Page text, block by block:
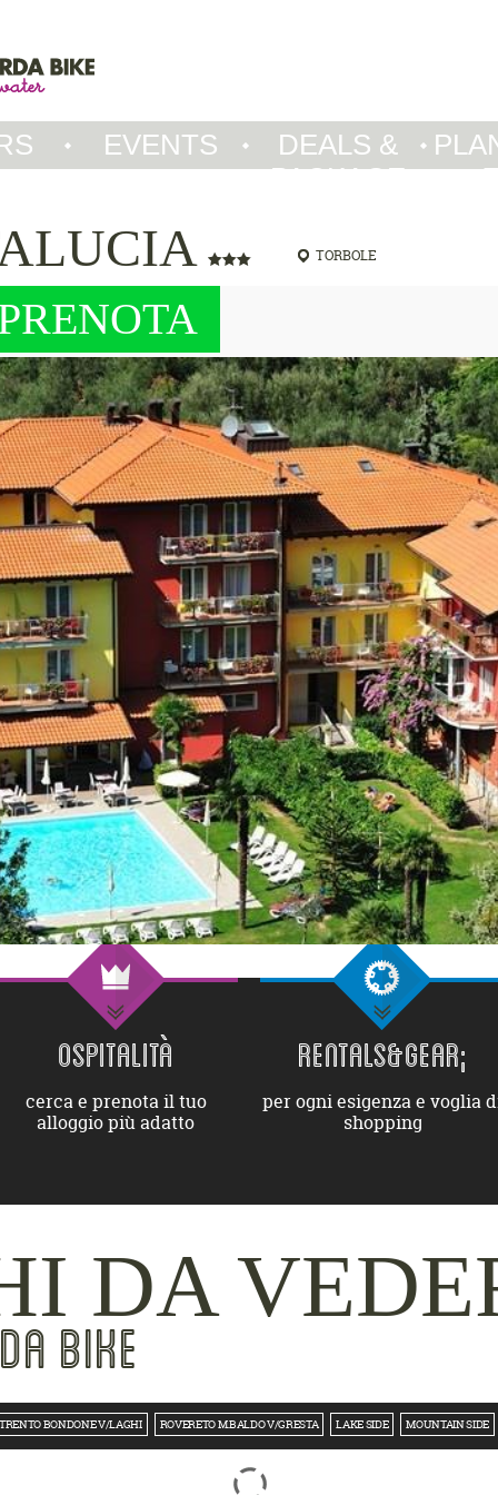
EVENTS
DEALS &
PACKAGE
TORBOLE
OSPITALITÀ
cerca e prenota il tuo
alloggio più adatto
RENTALS&GEAR;
per ogni esigenza e voglia
shopping
DA
BIKE
TRENTO BONDONE V/LAGHI ROVERETO M.BALDO V/GRESTA LAKE SIDE MOUNTAIN SIDE